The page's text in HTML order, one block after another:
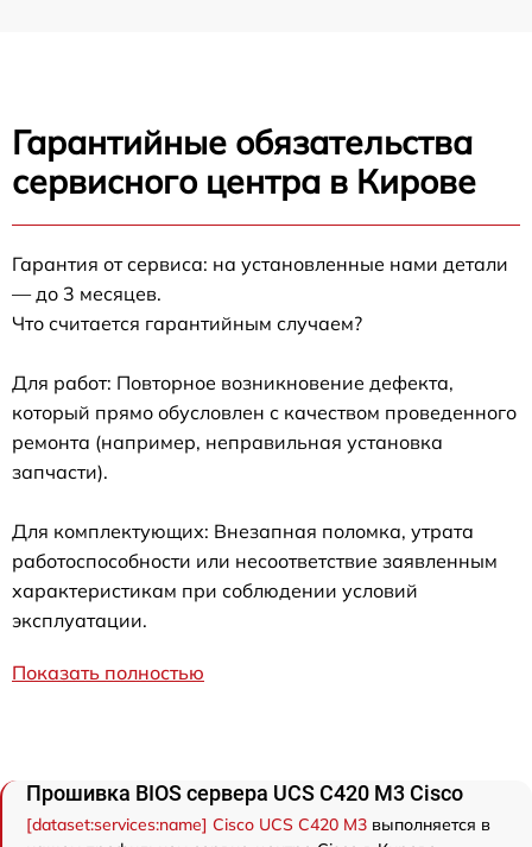
Гарантийные обязательства
сервисного центра в Кирове
Гарантия от сервиса: на установленные нами детали
— до 3 месяцев.
Что считается гарантийным случаем?
Для работ: Повторное возникновение дефекта,
который прямо обусловлен с качеством проведенного
ремонта (например, неправильная установка
запчасти).
Для комплектующих: Внезапная поломка, утрата
работоспособности или несоответствие заявленным
характеристикам при соблюдении условий
эксплуатации.
Показать полностью
Прошивка BIOS сервера UCS C420 M3 Cisco
[dataset:services:name] Cisco UCS C420 M3 выполняется в